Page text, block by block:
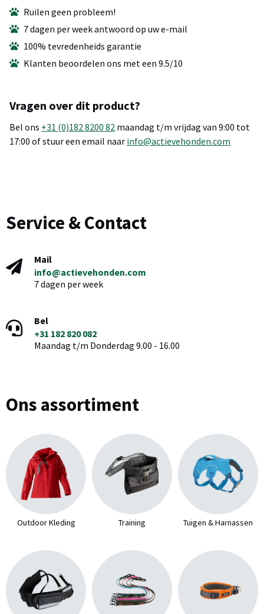
Ruilen geen probleem!
7 dagen per week antwoord op uw e-mail
100% tevredenheids garantie
Klanten beoordelen ons met een 9.5/10
Vragen over dit product?
Bel ons +31 (0)182 8200 82 maandag t/m vrijdag van 9:00 tot
17:00 of stuur een email naar info@actievehonden.com
Service & Contact
Mail
info@actievehonden.com
7 dagen per week
Bel
+31 182 820 082
Maandag t/m Donderdag 9.00 - 16.00
Ons assortiment
Outdoor Kleding Training Tuigen & Harnassen